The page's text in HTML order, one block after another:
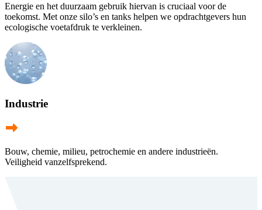
Energie en het duurzaam gebruik hiervan is cruciaal voor de
toekomst. Met onze silo’s en tanks helpen we opdrachtgevers hun
ecologische voetafdruk te verkleinen.
Industrie
Bouw, chemie, milieu, petrochemie en andere industrieën.
Veiligheid vanzelfsprekend.